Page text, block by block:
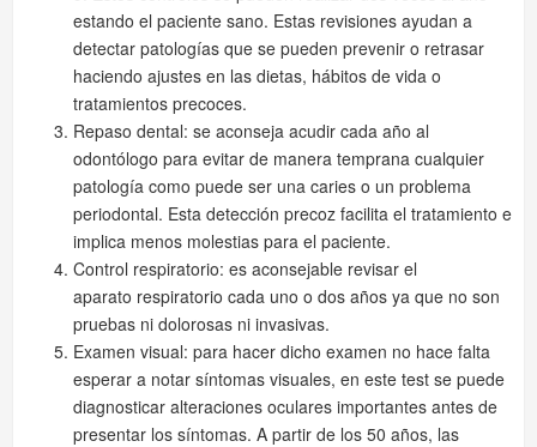
estando el paciente sano. Estas revisiones ayudan a
detectar patologías que se pueden prevenir o retrasar
haciendo ajustes en las dietas, hábitos de vida o
tratamientos precoces.
Repaso dental: se aconseja acudir cada año al
odontólogo para evitar de manera temprana cualquier
patología como puede ser una caries o un problema
periodontal. Esta detección precoz facilita el tratamiento e
implica menos molestias para el paciente.
Control respiratorio: es aconsejable revisar el
aparato respiratorio cada uno o dos años ya que no son
pruebas ni dolorosas ni invasivas.
Examen visual: para hacer dicho examen no hace falta
esperar a notar síntomas visuales, en este test se puede
diagnosticar alteraciones oculares importantes antes de
presentar los síntomas. A partir de los 50 años, las